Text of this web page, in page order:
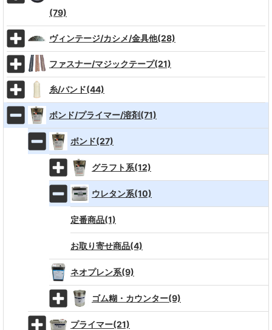
(79)
ヴィンテージ/カシメ/金具他(28)
ファスナー/マジックテープ(21)
糸/バンド(44)
ボンド/プライマー/溶剤(71)
ボンド(27)
グラフト系(12)
ウレタン系(10)
定番商品(1)
お取り寄せ商品(4)
ネオプレン系(9)
ゴム糊・カウンター(9)
プライマー(21)